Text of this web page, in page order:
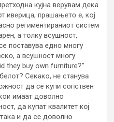
кујна верувам дека
иверица, прашањето е, кој
региментираниот систем
а толку всушност,
поставува едно многу
а всушност многу
they buy own furniture?“
Секако, не станува
да се купи сопствен
имаат доволно
да купат квалитет кој
и да се доволно